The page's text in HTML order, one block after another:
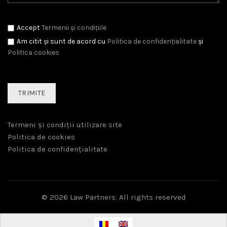
AcceptTermenii și condițiile
Am citit și sunt de acord cu Politica de confidențialitate și
Politica cookies
Termeni și condiții utilizare site
Politica de cookies
Politica de confidențialitate
© 2026 Law Partners. All rights reserved